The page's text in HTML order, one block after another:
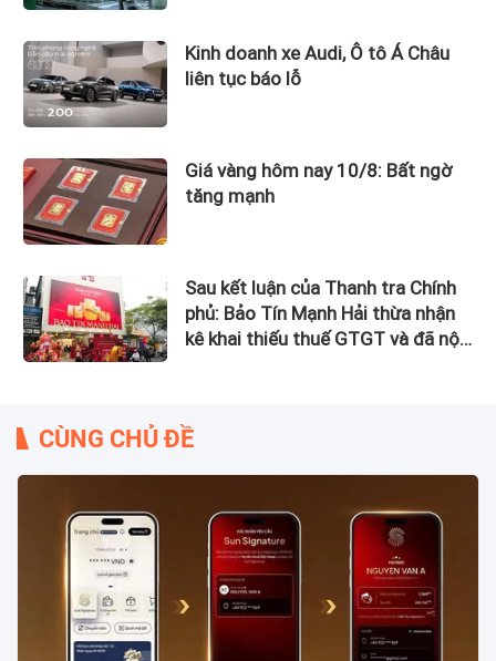
Kinh doanh xe Audi, Ô tô Á Châu
liên tục báo lỗ
Giá vàng hôm nay 10/8: Bất ngờ
tăng mạnh
Sau kết luận của Thanh tra Chính
phủ: Bảo Tín Mạnh Hải thừa nhận
kê khai thiếu thuế GTGT và đã nộp
CÙNG CHỦ ĐỀ